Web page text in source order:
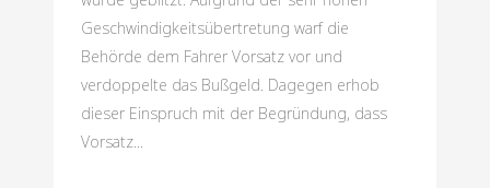
Geschwindigkeitsübertretung warf die
Behörde dem Fahrer Vorsatz vor und
verdoppelte das Bußgeld. Dagegen erhob
dieser Einspruch mit der Begründung, dass
Vorsatz...